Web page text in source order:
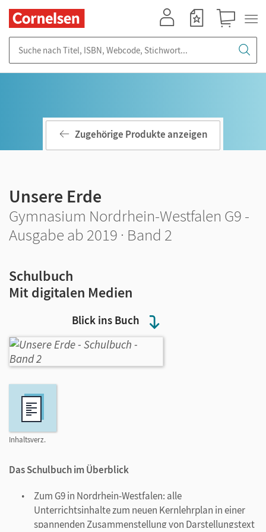
Blick ins Buch
Inhaltsverz.
Zugehörige Produkte anzeigen
Unsere Erde
Gymnasium Nordrhein-Westfalen G9 -
Ausgabe ab 2019 · Band 2
Schulbuch
Mit digitalen Medien
Das Schulbuch im Überblick
Zum G9 in Nordrhein-Westfalen: alle
Unterrichtsinhalte zum neuen Kernlehrplan in einer
spannenden Zusammenstellung von Darstellungstext